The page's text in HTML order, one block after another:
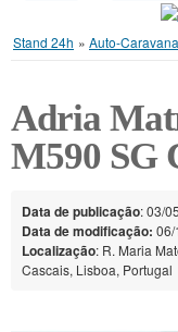
Stand 24h » Auto-
Adria
M590 SG
Data de publicação: 03/
Data de modificação: 06/
Localização: R. Maria
Cascais, Lisboa, Portugal